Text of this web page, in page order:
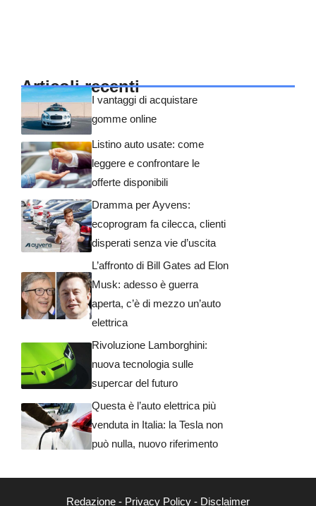
Articoli recenti
I vantaggi di acquistare
gomme online
Listino auto usate: come
leggere e confrontare le
offerte disponibili
Dramma per Ayvens:
ecoprogram fa cilecca, clienti
disperati senza vie d’uscita
L’affronto di Bill Gates ad Elon
Musk: adesso è guerra
aperta, c’è di mezzo un’auto
elettrica
Rivoluzione Lamborghini:
nuova tecnologia sulle
supercar del futuro
Questa è l’auto elettrica più
venduta in Italia: la Tesla non
può nulla, nuovo riferimento
Redazione - Privacy Policy - Disclaimer